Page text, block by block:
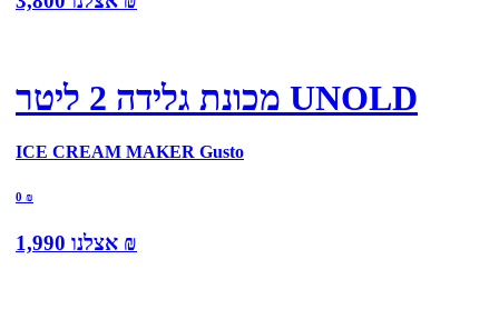
מכונת גלידה 2 ליטר UNOLD
ICE CREAM MAKER Gusto
0 ₪
אצלנו 1,990 ₪